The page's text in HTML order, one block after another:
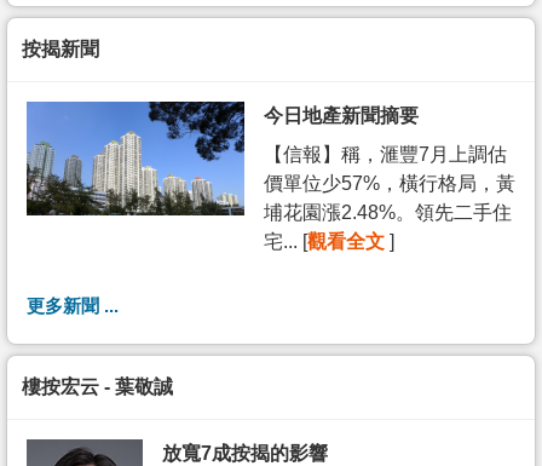
按揭新聞
今日地產新聞摘要
【信報】稱，滙豐7月上調估
價單位少57%，橫行格局，黃
埔花園漲2.48%。領先二手住
宅... [觀看全文 ]
更多新聞 ...
樓按宏云 - 葉敬誠
放寬7成按揭的影響